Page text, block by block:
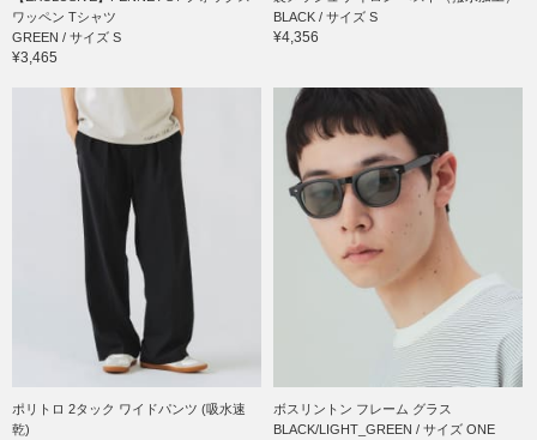
ワッペン Tシャツ
GREEN / サイズ S
¥3,465
BLACK / サイズ S
¥4,356
ポリトロ 2タック ワイドパンツ (吸水速
乾)
ボスリントン フレーム グラス
BLACK/LIGHT_GREEN / サイズ ONE